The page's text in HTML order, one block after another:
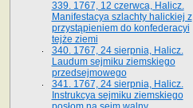
339. 1767, 12 czerwca, Halicz.
Manifestacya szlachty halickiej z
przystąpieniem do konfederacyi
tejże ziemi
340. 1767, 24 sierpnia, Halicz.
Laudum sejmiku ziemskiego
przedsejmowego
341. 1767, 24 sierpnia, Halicz.
Instrukcya sejmiku ziemskiego